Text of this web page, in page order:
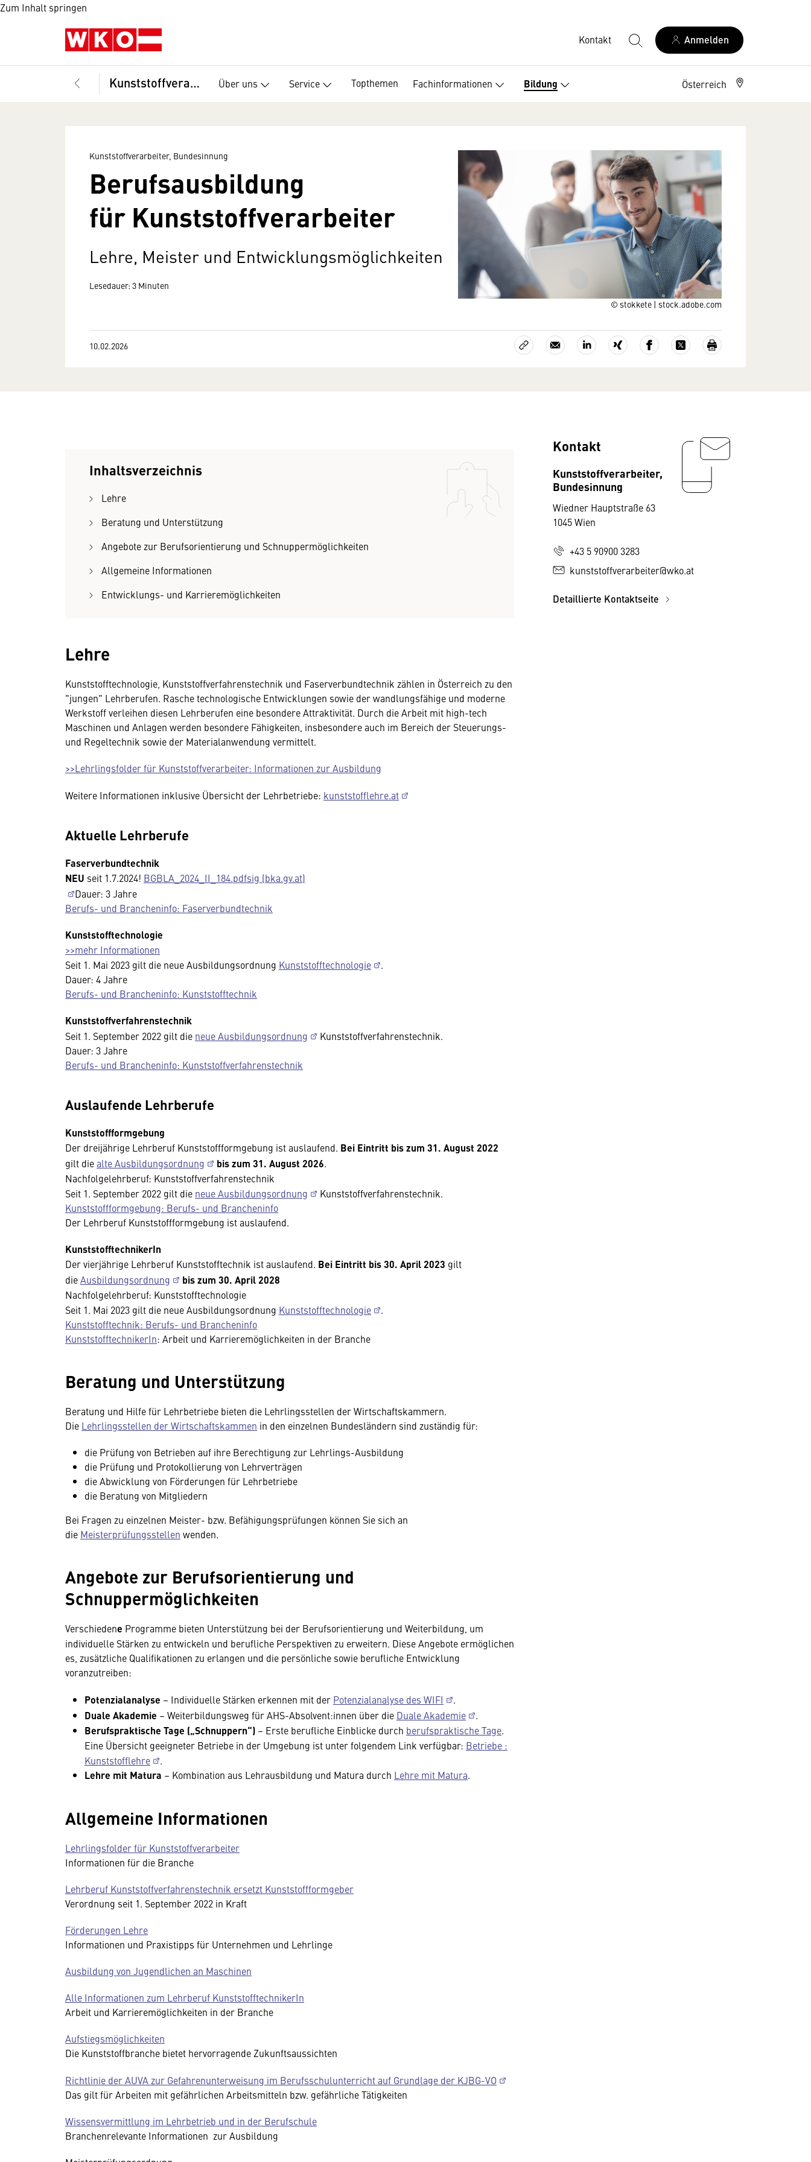
Zum Inhalt springen
Kontakt Anmelden
Kunststoffverarbeiter, Bundesinnung Über uns Service Topthemen Fachinformationen Bildung Österreich
© stokkete | stock.adobe.com
Kunststoffverarbeiter, Bundesinnung
Berufsausbildung
für Kunststoff­verarbeiter
Lehre, Meister und Entwicklungsmöglichkeiten
Lesedauer: 3 Minuten
10.02.2026
Inhaltsverzeichnis
Lehre
Beratung und Unterstützung
Angebote zur Berufsorientierung und Schnuppermöglichkeiten
Allgemeine Informationen
Entwicklungs- und Karrieremöglichkeiten
Lehre
Kunststofftechnologie, Kunststoffverfahrenstechnik und Faserverbundtechnik zählen in Österreich zu den
"jungen" Lehrberufen. Rasche technologische Entwicklungen sowie der wandlungsfähige und moderne
Werkstoff verleihen diesen Lehrberufen eine besondere Attraktivität. Durch die Arbeit mit high-tech
Maschinen und Anlagen werden besondere Fähigkeiten, insbesondere auch im Bereich der Steuerungs-
und Regeltechnik sowie der Materialanwendung vermittelt.
>>Lehrlingsfolder für Kunststoffverarbeiter: Informationen zur Ausbildung
Weitere Informationen inklusive Übersicht der Lehrbetriebe: kunststofflehre.at
Aktuelle Lehrberufe
Faserverbundtechnik
NEU seit 1.7.2024! BGBLA_2024_II_184.pdfsig (bka.gv.at)
Dauer: 3 Jahre
Berufs- und Brancheninfo: Faserverbundtechnik
Kunststofftechnologie
>>mehr Informationen
Seit 1. Mai 2023 gilt die neue Ausbildungsordnung Kunststofftechnologie
.
Dauer: 4 Jahre
Berufs- und Brancheninfo: Kunststofftechnik
Kunststoffverfahrenstechnik
Seit 1. September 2022 gilt die neue Ausbildungsordnung
Kunststoffverfahrenstechnik.
Dauer: 3 Jahre
Berufs- und Brancheninfo: Kunststoffverfahrenstechnik
Auslaufende Lehrberufe
Kunststoffformgebung
Der dreijährige Lehrberuf Kunststoffformgebung ist auslaufend. Bei Eintritt bis zum 31. August 2022
gilt diealte Ausbildungsordnung bis zum 31. August 2026.
Nachfolgelehrberuf: Kunststoffverfahrenstechnik
Seit 1. September 2022 gilt die neue Ausbildungsordnung
Kunststoffverfahrenstechnik.
Kunststoffformgebung: Berufs- und Brancheninfo
Der Lehrberuf Kunststoffformgebung ist auslaufend.
KunststofftechnikerIn
Der vierjährige Lehrberuf Kunststofftechnik ist auslaufend. Bei Eintritt bis 30. April 2023 gilt
dieAusbildungsordnung bis zum 30. April 2028
Nachfolgelehrberuf: Kunststofftechnologie
Seit 1. Mai 2023 gilt die neue Ausbildungsordnung Kunststofftechnologie
.
Kunststofftechnik: Berufs- und Brancheninfo
KunststofftechnikerIn: Arbeit und Karrieremöglichkeiten in der Branche
Beratung und Unterstützung
Beratung und Hilfe für Lehrbetriebe bieten die Lehrlingsstellen der Wirtschaftskammern.
Die Lehrlingsstellen der Wirtschaftskammen in den einzelnen Bundesländern sind zuständig für:
die Prüfung von Betrieben auf ihre Berechtigung zur Lehrlings-Ausbildung
die Prüfung und Protokollierung von Lehrverträgen
die Abwicklung von Förderungen für Lehrbetriebe
die Beratung von Mitgliedern
Bei Fragen zu einzelnen Meister- bzw. Befähigungsprüfungen können Sie sich an
die Meisterprüfungsstellen wenden.
Angebote zur Berufsorientierung und
Schnuppermöglichkeiten
Verschiedene Programme bieten Unterstützung bei der Berufsorientierung und Weiterbildung, um
individuelle Stärken zu entwickeln und berufliche Perspektiven zu erweitern. Diese Angebote ermöglichen
es, zusätzliche Qualifikationen zu erlangen und die persönliche sowie berufliche Entwicklung
voranzutreiben:
Potenzialanalyse – Individuelle Stärken erkennen mit der Potenzialanalyse des WIFI .
Duale Akademie – Weiterbildungsweg für AHS-Absolvent:innen über die Duale Akademie .
Berufspraktische Tage („Schnuppern“) – Erste berufliche Einblicke durch berufspraktische Tage.
Eine Übersicht geeigneter Betriebe in der Umgebung ist unter folgendem Link verfügbar: Betriebe :
Kunststofflehre
.
Lehre mit Matura – Kombination aus Lehrausbildung und Matura durch Lehre mit Matura.
Allgemeine Informationen
Lehrlingsfolder für Kunststoffverarbeiter
Informationen für die Branche
Lehrberuf Kunststoffverfahrenstechnik ersetzt Kunststoffformgeber
Verordnung seit 1. September 2022 in Kraft
Förderungen Lehre
Informationen und Praxistipps für Unternehmen und Lehrlinge
Ausbildung von Jugendlichen an Maschinen
Alle Informationen zum Lehrberuf KunststofftechnikerIn
Arbeit und Karrieremöglichkeiten in der Branche
Aufstiegsmöglichkeiten
Die Kunststoffbranche bietet hervorragende Zukunftsaussichten
Richtlinie der AUVA zur Gefahrenunterweisung im Berufsschulunterricht auf Grundlage der KJBG-VO
Das gilt für Arbeiten mit gefährlichen Arbeitsmitteln bzw. gefährliche Tätigkeiten
Wissensvermittlung im Lehrbetrieb und in der Berufschule
Branchenrelevante Informationen zur Ausbildung
Kontakt
Kunststoffverarbeiter,
Bundesinnung
Wiedner Hauptstraße 63
1045 Wien
+43 5 90900 3283
kunststoffverarbeiter@wko.at
Detaillierte Kontaktseite